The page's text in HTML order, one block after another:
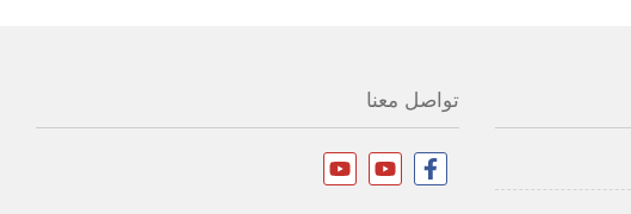
تواصل معنا